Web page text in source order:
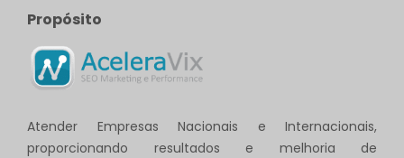
Propósito
Atender Empresas Nacionais e Internacionais,
proporcionando resultados e melhoria de